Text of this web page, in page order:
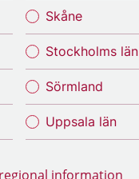
Skåne
Stockholms län
Sörmland
Uppsala län
information